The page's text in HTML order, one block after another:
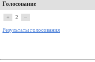
Голосование
+ 2 –
Результаты голосования